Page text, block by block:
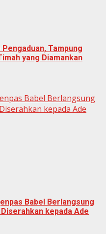
Tampung
yang Diamankan
Babel Berlangsung
kepada Ade
Babel Berlangsung
kepada Ade